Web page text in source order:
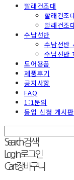
빨래건조대
빨래건조
빨래건조
수납선반
수납선반
수납선반
도어용품
제품후기
공지사항
FAQ
1:1문의
등업 신청 게시판
Search검색
Log In로그인
Cart장바구니